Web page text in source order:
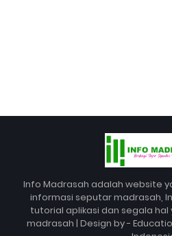
Info Madrasah adalah website
informasi seputar madrasah,
tutorial aplikasi dan segala
madrasah | Design by -